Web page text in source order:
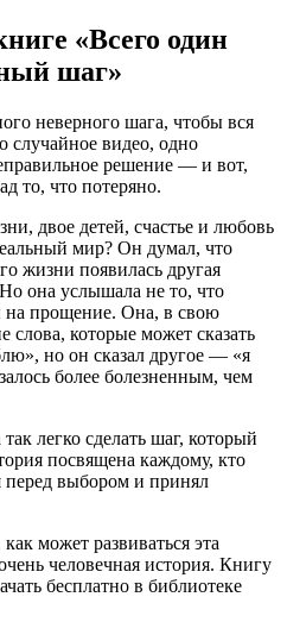
«Всего один
шаг»
неверного шага, чтобы вся
случайное видео, одно
решение — и вот,
то, что потеряно.
двое детей, счастье и любовь
мир? Он думал, что
жизни появилась другая
она услышала не то, что
на прощение. Она, в свою
слова, которые может сказать
но он сказал другое — «я
более болезненным, чем
легко сделать шаг, который
посвящена каждому, кто
перед выбором и принял
может развиваться эта
человечная история. Книгу
бесплатно в библиотеке